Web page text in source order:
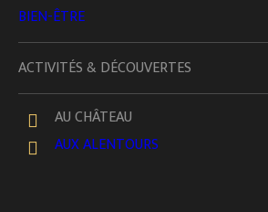
BIEN-ÊTRE
ACTIVITÉS & DÉCOUVERTES
AU CHÂTEAU
AUX ALENTOURS
Découvertes Culturelles
CHÂTEAU DE LA TOURLANDRY